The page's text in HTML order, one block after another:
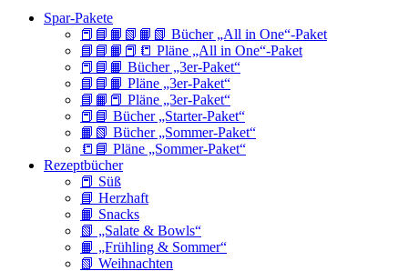
Spar-Pakete
📕📘📙📗📙📗 Bücher „All in One“-Paket
📘📘📙📕📒 Pläne „All in One“-Paket
📕📘📙 Bücher „3er-Paket“
📘📘📙 Pläne „3er-Paket“
📘📙📕 Pläne „3er-Paket“
📕📘 Bücher „Starter-Paket“
📙📗 Bücher „Sommer-Paket“
📒📘 Pläne „Sommer-Paket“
Rezeptbücher
📕 Süß
📘 Herzhaft
📙 Snacks
📗 „Salate & Bowls“
📙 „Frühling & Sommer“
📗 Weihnachten